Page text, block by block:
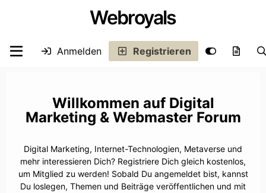
Webroyals
Anmelden Registrieren
Digital
Marketing & Webmaster Forum
Digital Marketing, Internet-Technologien, Metaverse und
mehr interessieren Dich? Registriere Dich gleich kostenlos,
um Mitglied zu werden! Sobald Du angemeldet bist, kannst
Du loslegen, Themen und Beiträge veröffentlichen und mit